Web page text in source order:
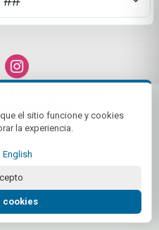
el sitio funcione y cookies
la experiencia.
English
cookies